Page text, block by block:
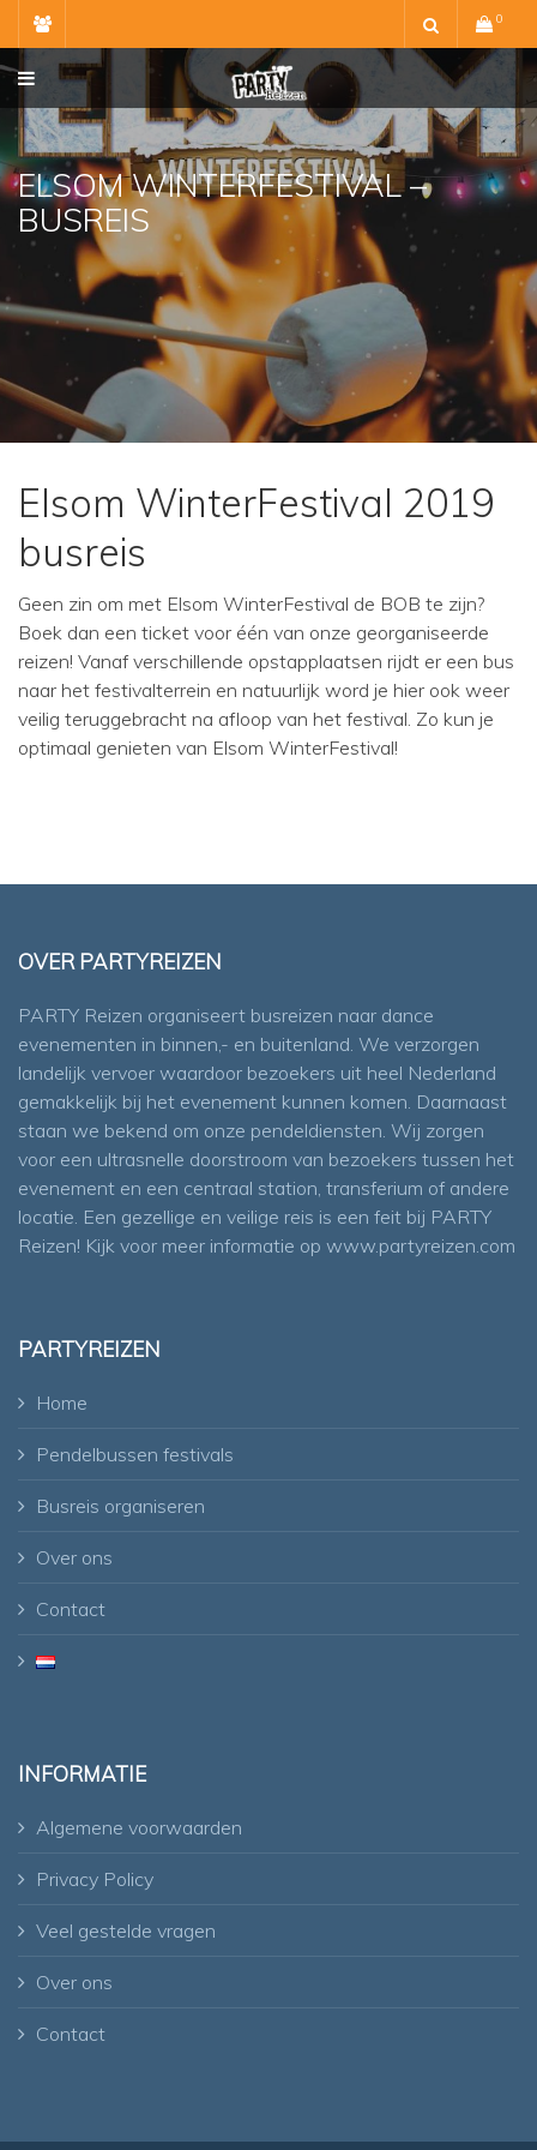
to
content
0
ELSOM WINTERFESTIVAL –
BUSREIS
Elsom WinterFestival 2019
busreis
Geen zin om met Elsom WinterFestival de BOB te zijn?
Boek dan een ticket voor één van onze georganiseerde
reizen! Vanaf verschillende opstapplaatsen rijdt er een bus
naar het festivalterrein en natuurlijk word je hier ook weer
veilig teruggebracht na afloop van het festival. Zo kun je
optimaal genieten van Elsom WinterFestival!
OVER PARTYREIZEN
PARTY Reizen organiseert busreizen naar dance
evenementen in binnen,- en buitenland. We verzorgen
landelijk vervoer waardoor bezoekers uit heel Nederland
gemakkelijk bij het evenement kunnen komen. Daarnaast
staan we bekend om onze pendeldiensten. Wij zorgen
voor een ultrasnelle doorstroom van bezoekers tussen het
evenement en een centraal station, transferium of andere
locatie. Een gezellige en veilige reis is een feit bij PARTY
Reizen! Kijk voor meer informatie op www.partyreizen.com
PARTYREIZEN
Home
Pendelbussen festivals
Busreis organiseren
Over ons
Contact
INFORMATIE
Algemene voorwaarden
Privacy Policy
Veel gestelde vragen
Over ons
Contact